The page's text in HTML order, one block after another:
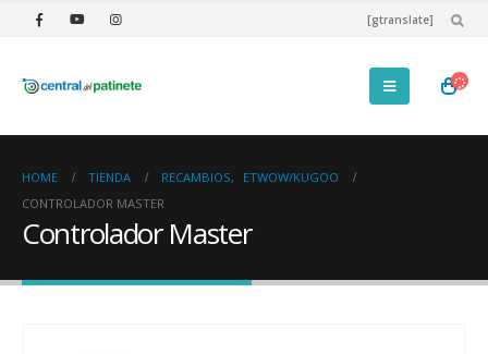
[gtranslate]
HOME TIENDA RECAMBIOS,
ETWOW/KUGOO
CONTROLADOR MASTER
Controlador Master